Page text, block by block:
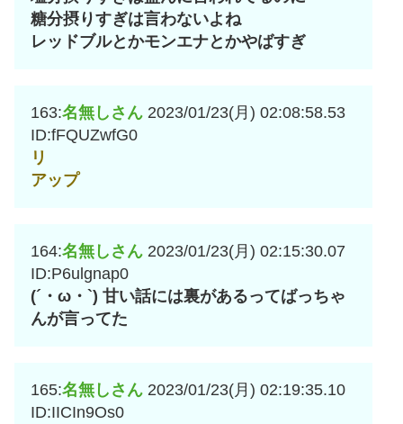
糖分摂りすぎは言わないよね
レッドブルとかモンエナとかやばすぎ
163:名無しさん 2023/01/23(月) 02:08:58.53
ID:fFQUZwfG0
リ
アップ
164:名無しさん 2023/01/23(月) 02:15:30.07
ID:P6ulgnap0
(´・ω・`) 甘い話には裏があるってばっちゃ
んが言ってた
165:名無しさん 2023/01/23(月) 02:19:35.10
ID:IICIn9Os0